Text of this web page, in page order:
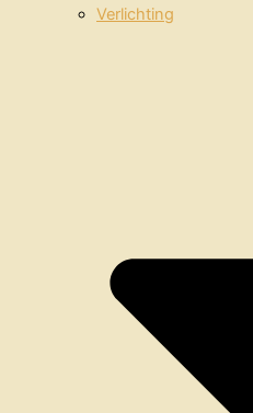
Verlichting